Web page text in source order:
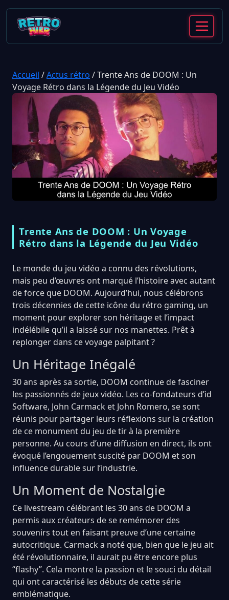
Accueil /Actus rétro /Trente Ans de DOOM : Un
Voyage Rétro dans la Légende du Jeu Vidéo
Trente Ans de DOOM : Un Voyage
Rétro dans la Légende du Jeu Vidéo
Le monde du jeu vidéo a connu des révolutions,
mais peu d’œuvres ont marqué l’histoire avec autant
de force que DOOM. Aujourd’hui, nous célébrons
trois décennies de cette icône du rétro gaming, un
moment pour explorer son héritage et l’impact
indélébile qu’il a laissé sur nos manettes. Prêt à
replonger dans ce voyage palpitant ?
Un Héritage Inégalé
30 ans après sa sortie, DOOM continue de fasciner
les passionnés de jeux vidéo. Les co-fondateurs d’id
Software, John Carmack et John Romero, se sont
réunis pour partager leurs réflexions sur la création
de ce monument du jeu de tir à la première
personne. Au cours d’une diffusion en direct, ils ont
évoqué l’engouement suscité par DOOM et son
influence durable sur l’industrie.
Un Moment de Nostalgie
Ce livestream célébrant les 30 ans de DOOM a
permis aux créateurs de se remémorer des
souvenirs tout en faisant preuve d’une certaine
autocritique. Carmack a noté que, bien que le jeu ait
été révolutionnaire, il aurait pu être encore plus
“flashy”. Cela montre la passion et le souci du détail
qui ont caractérisé les débuts de cette série
emblématique.